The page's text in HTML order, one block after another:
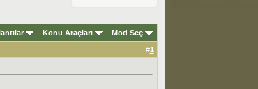
Konu Araçları
Mod Seç
#1